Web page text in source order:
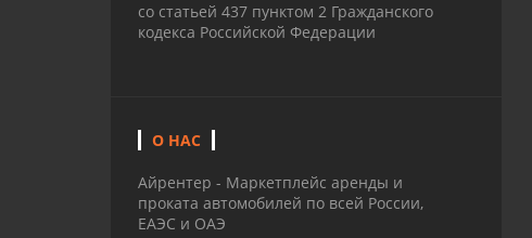
со статьей 437 пунктом 2 Гражданского
кодекса Российской Федерации
О НАС
Айрентер - Маркетплейс аренды и
проката автомобилей по всей России,
ЕАЭС и ОАЭ